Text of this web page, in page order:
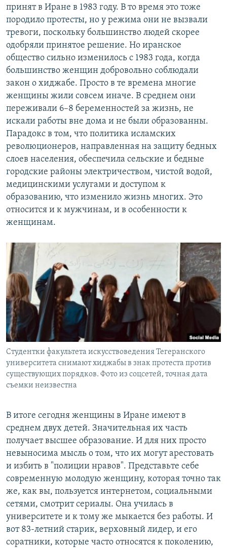
принят в Иране в 1983 году. В то время это тоже
породило протесты, но у режима они не вызвали
тревоги, поскольку большинство людей скорее
одобряли принятое решение. Но иранское
общество сильно изменилось с 1983 года, когда
большинство женщин добровольно соблюдали
закон о хиджабе. Просто в те времена многие
женщины жили совсем иначе. В среднем они
переживали 6–8 беременностей за жизнь, не
искали работы вне дома и не были образованны.
Парадокс в том, что политика исламских
революционеров, направленная на защиту бедных
слоев населения, обеспечила сельские и бедные
городские районы электричеством, чистой водой,
медицинскими услугами и доступом к
образованию, что изменило жизнь многих. Это
относится и к мужчинам, и в особенности к
женщинам.
Студентки факультета искусствоведения Тегеранского
университета снимают хиджабы в знак протеста против
существующих порядков. Фото из соцсетей, точная дата
съемки неизвестна
В итоге сегодня женщины в Иране имеют в
среднем двух детей. Значительная их часть
получает высшее образование. И для них просто
невыносима мысль о том, что их могут арестовать
и избить в "полиции нравов". Представьте себе
современную молодую женщину, которая точно так
же, как вы, пользуется интернетом, социальными
сетями, смотрит сериалы. Она училась в
университете и к тому же мыкается без работы. И
вот 83-летний старик, верховный лидер, и его
соратники, которые часто относятся к поколению,